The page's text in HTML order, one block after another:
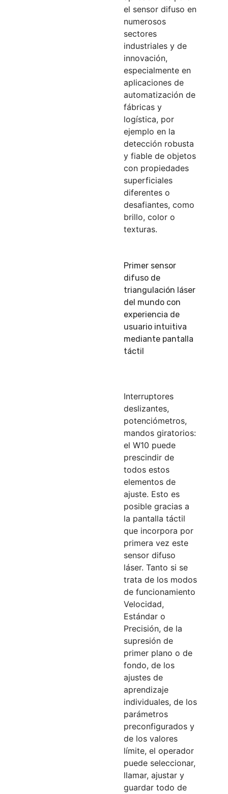
el sensor difuso en
numerosos
sectores
industriales y de
innovación,
especialmente en
aplicaciones de
automatización de
fábricas y
logística, por
ejemplo en la
detección robusta
y fiable de objetos
con propiedades
superficiales
diferentes o
desafiantes, como
brillo, color o
texturas.
Primer sensor
difuso de
triangulación láser
del mundo con
experiencia de
usuario intuitiva
mediante pantalla
táctil
Interruptores
deslizantes,
potenciómetros,
mandos giratorios:
el W10 puede
prescindir de
todos estos
elementos de
ajuste. Esto es
posible gracias a
la pantalla táctil
que incorpora por
primera vez este
sensor difuso
láser. Tanto si se
trata de los modos
de funcionamiento
Velocidad,
Estándar o
Precisión, de la
supresión de
primer plano o de
fondo, de los
ajustes de
aprendizaje
individuales, de los
parámetros
preconfigurados y
de los valores
límite, el operador
puede seleccionar,
llamar, ajustar y
guardar todo de